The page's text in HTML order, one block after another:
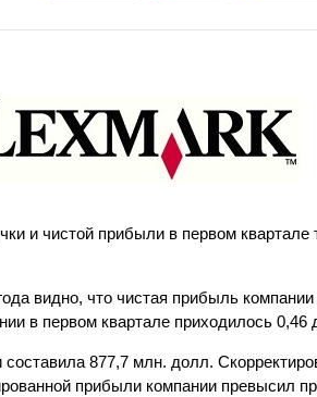
и чистой прибыли в первом квартале
видно, что чистая прибыль
в первом квартале приходилось 0,46
877,7 млн. долл.
прибыли компании превысил